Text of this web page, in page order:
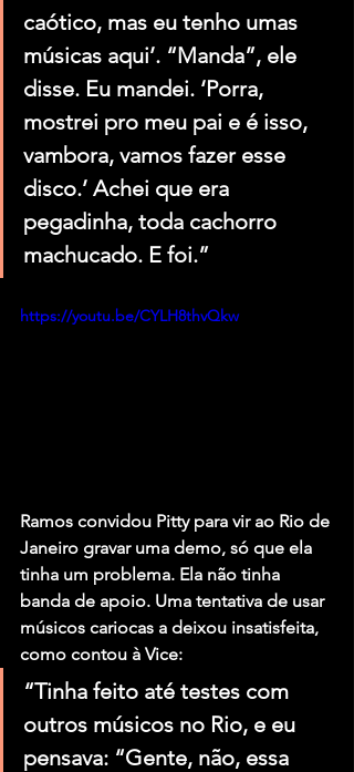
caótico, mas eu tenho umas
músicas aqui’. “Manda”, ele
disse. Eu mandei. ‘Porra,
mostrei pro meu pai e é isso,
vambora, vamos fazer esse
disco.’ Achei que era
pegadinha, toda cachorro
machucado. E foi.”
https://youtu.be/CYLH8thvQkw
Ramos convidou Pitty para vir ao Rio de
Janeiro gravar uma demo, só que ela
tinha um problema. Ela não tinha
banda de apoio. Uma tentativa de usar
músicos cariocas a deixou insatisfeita,
como contou à Vice:
“Tinha feito até testes com
outros músicos no Rio, e eu
pensava: “Gente, não, essa